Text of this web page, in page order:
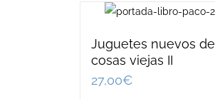
Juguetes nuevos de
cosas viejas II
27,00€